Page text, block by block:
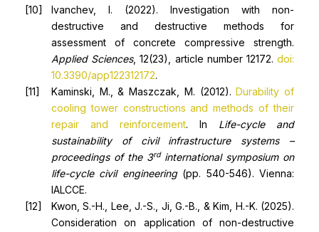
Ivanchev, I. (2022). Investigation with non-
destructive and destructive methods for
assessment of concrete compressive strength.
Applied Sciences, 12(23), article number 12172.doi:
10.3390/app122312172.
Kaminski, M., & Maszczak, M. (2012).Durability of
cooling tower constructions and methods of their
repair and reinforcement. In Life-cycle and
sustainability of civil infrastructure systems –
proceedings of the 3rdinternational symposium on
life-cycle civil engineering(pp. 540-546). Vienna:
IALCCE.
Kwon, S.-H., Lee, J.-S., Ji, G.-B., & Kim, H.-K. (2025).
Consideration on application of non-destructive